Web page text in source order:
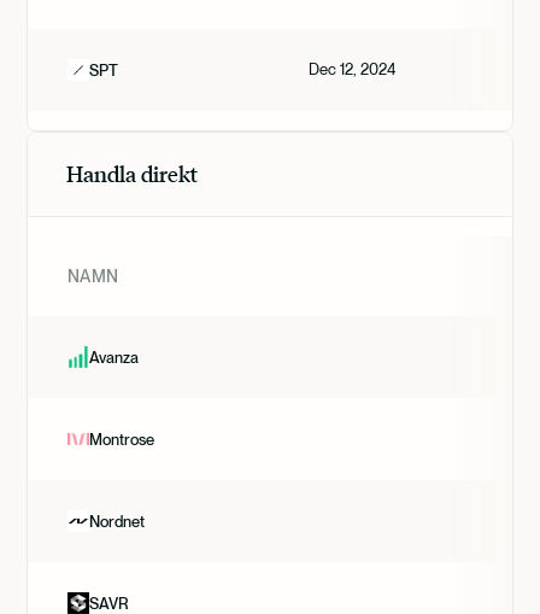
SPT Dec 12, 2024
Handla direkt
NAMN
Avanza
Montrose
Nordnet
SAVR